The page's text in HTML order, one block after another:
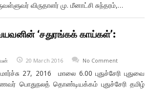
விருதாளர் மு. மீனாட்சி சுந்தரம்,…
‘சதுரங்கக் காய்கள்’:
20 March 2016 No Comment
27, 2016 மாலை 6.00 புதுச்சேரி புதுவை
பொதுநலத் தொண்டியக்கம் புதுச்சேரி தமிழ்